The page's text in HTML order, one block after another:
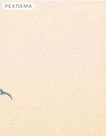
РЕКЛАМА